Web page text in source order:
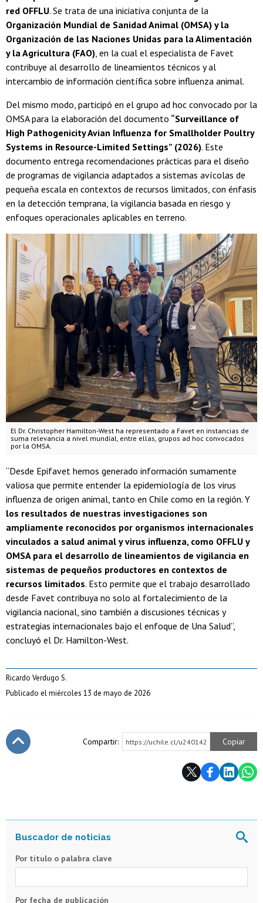
red OFFLU. Se trata de una iniciativa conjunta de la
Organización Mundial de Sanidad Animal (OMSA) y la
Organización de las Naciones Unidas para la Alimentación
y la Agricultura (FAO) , en la cual el especialista de Favet
contribuye al desarrollo de lineamientos técnicos y al
intercambio de información científica sobre influenza animal.
Del mismo modo, participó en el grupo ad hoc convocado por la
OMSA para la elaboración del documento “Surveillance of
High Pathogenicity Avian Influenza for Smallholder Poultry
Systems in Resource-Limited Settings” (2026). Este
documento entrega recomendaciones prácticas para el diseño
de programas de vigilancia adaptados a sistemas avícolas de
pequeña escala en contextos de recursos limitados, con énfasis
en la detección temprana, la vigilancia basada en riesgo y
enfoques operacionales aplicables en terreno.
El Dr. Christopher Hamilton-West ha representado a Favet en instancias de
suma relevancia a nivel mundial, entre ellas, grupos ad hoc convocados
por la OMSA.
“Desde Epifavet hemos generado información sumamente
valiosa que permite entender la epidemiología de los virus
influenza de origen animal, tanto en Chile como en la región. Y
los resultados de nuestras investigaciones son
ampliamente reconocidos por organismos internacionales
vinculados a salud animal y virus influenza, como OFFLU y
OMSA para el desarrollo de lineamientos de vigilancia en
sistemas de pequeños productores en contextos de
recursos limitados. Esto permite que el trabajo desarrollado
desde Favet contribuya no solo al fortalecimiento de la
vigilancia nacional, sino también a discusiones técnicas y
estrategias internacionales bajo el enfoque de Una Salud”,
concluyó el Dr. Hamilton-West.
Ricardo Verdugo S.
Publicado el miércoles 13 de mayo de 2026
Compartir: https://uchile.cl/u240142 Copiar
Por título o palabra clave